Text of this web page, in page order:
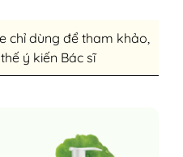
chỉ dùng để tham khảo,
ý kiến Bác sĩ